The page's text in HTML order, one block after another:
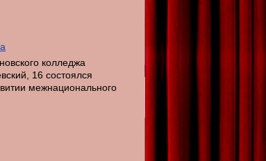
колледжа
16 состоялся
межнационального